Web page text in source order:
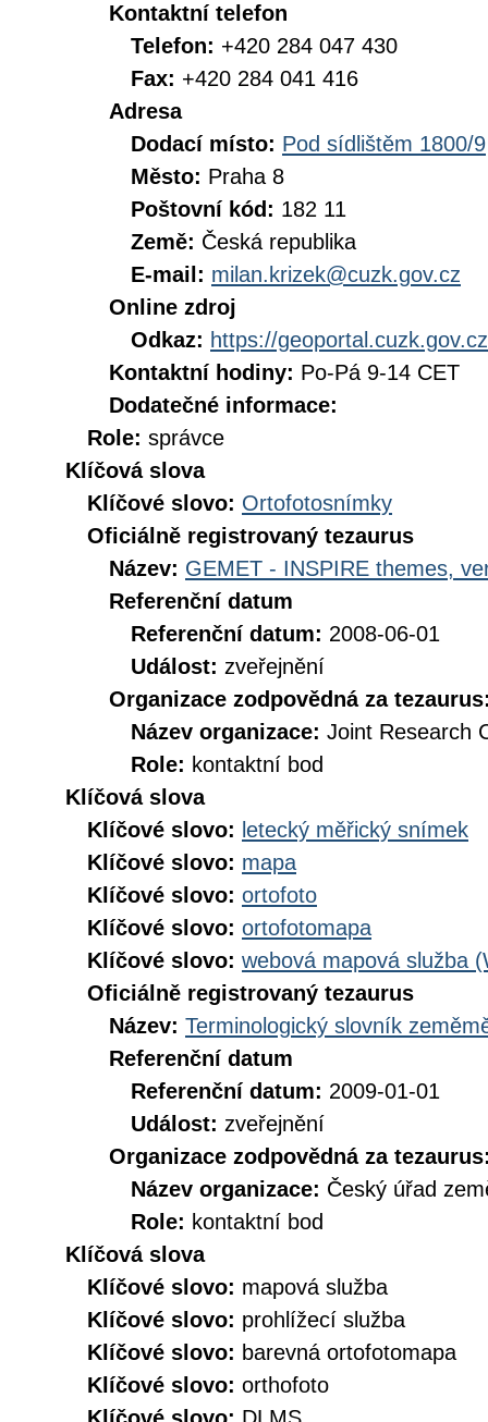
Kontaktní telefon
Telefon: +420 284 047 430
Fax: +420 284 041 416
Adresa
Dodací místo: Pod sídlištěm 1800/9
Město: Praha 8
Poštovní kód: 182 11
Země: Česká republika
E-mail: milan.krizek@cuzk.gov.cz
Online zdroj
Odkaz: https://geoportal.cuzk.gov.cz
Kontaktní hodiny: Po-Pá 9-14 CET
Dodatečné informace:
Role: správce
Klíčová slova
Klíčové slovo: Ortofotosnímky
Oficiálně registrovaný tezaurus
Název: GEMET - INSPIRE themes,
Referenční datum
Referenční datum: 2008-06-01
Událost: zveřejnění
Organizace zodpovědná za
Název organizace: Joint Research
Role: kontaktní bod
Klíčová slova
Klíčové slovo: letecký měřický snímek
Klíčové slovo: mapa
Klíčové slovo: ortofoto
Klíčové slovo: ortofotomapa
Klíčové slovo: webová mapová služba
Oficiálně registrovaný tezaurus
Název: Terminologický slovník
Referenční datum
Referenční datum: 2009-01-01
Událost: zveřejnění
Organizace zodpovědná za
Název organizace: Český úřad
Role: kontaktní bod
Klíčová slova
Klíčové slovo: mapová služba
Klíčové slovo: prohlížecí služba
Klíčové slovo: barevná ortofotomapa
Klíčové slovo: orthofoto